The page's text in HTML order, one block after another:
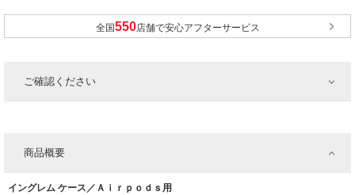
全国 店舗で安心アフターサービス
ご確認ください
商品概要
イングレム ケース／Ａｉｒｐｏｄｓ用